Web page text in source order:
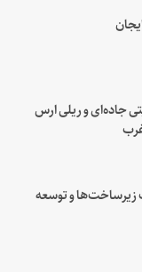
جاده‌ای و ریلی ارس
زیرساخت‌ها و توسعه